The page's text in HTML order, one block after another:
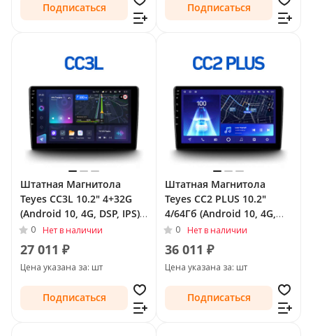
Подписаться Подписаться
Штатная Магнитола
Teyes CC3L 10.2" 4+32G
(Android 10, 4G, DSP, IPS)
для Toyota Land Cruiser
Prado 150 Series
Рестайлинг 1 2013 - 2017
0 Нет в наличии
27 011 ₽
Цена указана за: шт
Подписаться
Штатная Магнитола
Teyes CC2 PLUS 10.2"
4/64Гб (Android 10, 4G,
DSP, QLed) для Toyota
Land Cruiser Prado 150
Series Рестайлинг 1 2013
- 2017
0 Нет в наличии
36 011 ₽
Цена указана за: шт
Подписаться